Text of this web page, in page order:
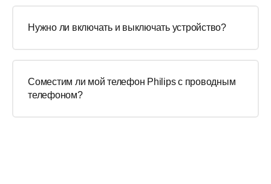
Нужно ли включать и выключать устройство?
Соместим ли мой телефон Philips с проводным
телефоном?